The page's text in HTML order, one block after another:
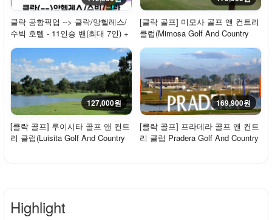
클락 공항픽업 --> 클락/앙헬레스/
수빅 호텔 - 11인승 밴(최대 7인) +
기사
[클락 골프] 미모사 골프 앤 컨트리
클럽(Mimosa Golf And Country
Club) 왕복...
127,000원
[클락 골프] 루이시타 골프 앤 컨트
리 클럽(Luisita Golf And Country
169,900원
[클락 골프] 프라데라 골프 앤 컨트
리 클럽 Pradera Golf And Country
Highlight